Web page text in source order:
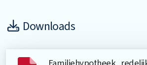
Downloads